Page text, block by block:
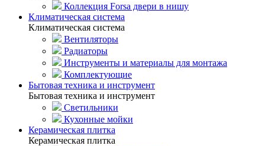
Коллекция Forsa двери в нишу
Климатическая система
Климатическая система
Вентиляторы
Радиаторы
Инструменты и материалы для монтажа
Комплектующие
Бытовая техника и инструмент
Бытовая техника и инструмент
Светильники
Кухонные мойки
Керамическая плитка
Керамическая плитка